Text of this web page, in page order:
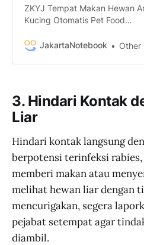
ZKYJ Tempat Makan Hewan
Kucing Otomatis Pet Food
termurah. Dapatkan dengan
Hanya di
JakartaNotebook Other
3. Hindari Kontak
Liar
Hindari kontak langsung
berpotensi terinfeksi
memberi makan atau
melihat hewan liar dengan
mencurigakan, segera
pejabat setempat agar
diambil.